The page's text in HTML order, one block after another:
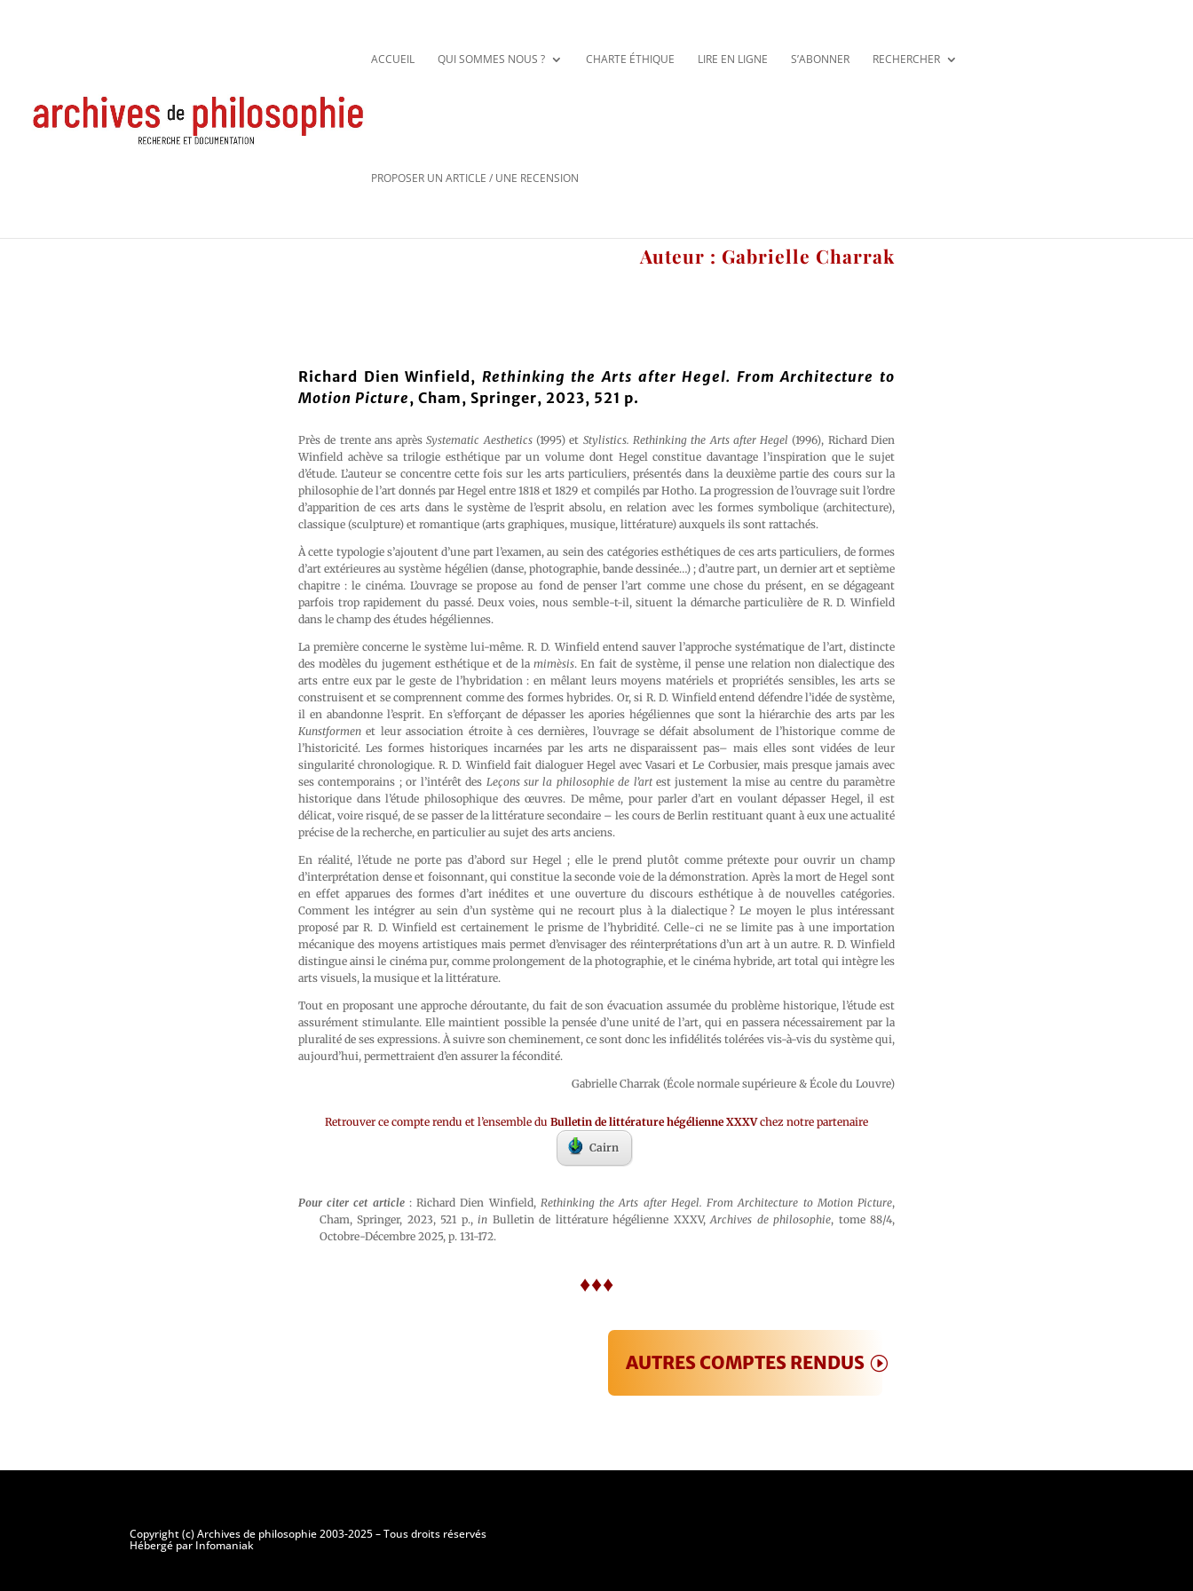
ACCUEIL QUI SOMMES NOUS ? CHARTE ÉTHIQUE LIRE EN LIGNE S’ABONNER RECHERCHER
PROPOSER UN ARTICLE / UNE RECENSION
Auteur : Gabrielle Charrak
Richard Dien Winfield, Rethinking the Arts after Hegel. From Architecture to
Motion Picture, Cham, Springer, 2023, 521 p.
Près de trente ans aprèsSystematic Aesthetics(1995) et Stylistics. Rethinking the Arts after Hegel (1996), Richard Dien
Winfield achève sa trilogie esthétique par un volume dont Hegel constitue davantage l’inspiration que le sujet
d’étude. L’auteur se concentre cette fois sur les arts particuliers, présentés dans la deuxième partie des cours sur la
philosophie de l’art donnés par Hegel entre 1818 et 1829 et compilés par Hotho. La progression de l’ouvrage suit l’ordre
d’apparition de ces arts dans le système de l’esprit absolu, en relation avec les formes symbolique (architecture),
classique (sculpture) et romantique (arts graphiques, musique, littérature) auxquels ils sont rattachés.
À cette typologie s’ajoutent d’une part l’examen, au sein des catégories esthétiques de ces arts particuliers, de formes
d’art extérieures au système hégélien (danse, photographie, bande dessinée…) ; d’autre part, un dernier art et septième
chapitre : le cinéma. L’ouvrage se propose au fond de penser l’art comme une chose du présent, en se dégageant
parfois trop rapidement du passé. Deux voies, nous semble-t-il, situent la démarche particulière de R. D. Winfield
dans le champ des études hégéliennes.
La première concerne le système lui-même. R. D. Winfield entend sauver l’approche systématique de l’art, distincte
des modèles du jugement esthétique et de lamimèsis. En fait de système, il pense une relation non dialectique des
arts entre eux par le geste de l’hybridation : en mêlant leurs moyens matériels et propriétés sensibles, les arts se
construisent et se comprennent comme des formes hybrides. Or, si R. D. Winfield entend défendre l’idée de système,
il en abandonne l’esprit. En s’efforçant de dépasser les apories hégéliennes que sont la hiérarchie des arts par les
Kunstformen et leur association étroite à ces dernières, l’ouvrage se défait absolument de l’historique comme de
l’historicité. Les formes historiques incarnées par les arts ne disparaissent pas– mais elles sont vidées de leur
singularité chronologique. R. D. Winfield fait dialoguer Hegel avec Vasari et Le Corbusier, mais presque jamais avec
ses contemporains ; or l’intérêt des Leçons sur la philosophie de l’artest justement la mise au centre du paramètre
historique dans l’étude philosophique des œuvres. De même, pour parler d’art en voulant dépasser Hegel, il est
délicat, voire risqué, de se passer de la littérature secondaire – les cours de Berlin restituant quant à eux une actualité
précise de la recherche, en particulier au sujet des arts anciens.
En réalité, l’étude ne porte pas d’abord sur Hegel ; elle le prend plutôt comme prétexte pour ouvrir un champ
d’interprétation dense et foisonnant, qui constitue la seconde voie de la démonstration. Après la mort de Hegel sont
en effet apparues des formes d’art inédites et une ouverture du discours esthétique à de nouvelles catégories.
Comment les intégrer au sein d’un système qui ne recourt plus à la dialectique ? Le moyen le plus intéressant
proposé par R. D. Winfield est certainement le prisme de l’hybridité. Celle-ci ne se limite pas à une importation
mécanique des moyens artistiques mais permet d’envisager des réinterprétations d’un art à un autre. R. D. Winfield
distingue ainsi le cinéma pur, comme prolongement de la photographie, et le cinéma hybride, art total qui intègre les
arts visuels, la musique et la littérature.
Tout en proposant une approche déroutante, du fait de son évacuation assumée du problème historique, l’étude est
assurément stimulante. Elle maintient possible la pensée d’une unité de l’art, qui en passera nécessairement par la
pluralité de ses expressions. À suivre son cheminement, ce sont donc les infidélités tolérées vis-à-vis du système qui,
aujourd’hui, permettraient d’en assurer la fécondité.
Gabrielle Charrak (École normale supérieure & École du Louvre)
Retrouver ce compte rendu et l’ensemble du Bulletin de littérature hégélienne XXXVchez notre partenaire
Cairn
Pour citer cet article: Richard Dien Winfield, Rethinking the Arts after Hegel. From Architecture to Motion Picture,
Cham, Springer, 2023, 521 p.,in Bulletin de littérature hégélienne XXXV,Archives de philosophie, tome 88/4,
Octobre-Décembre 2025, p. 131-172.
♦♦♦
AUTRES COMPTES RENDUS
Copyright (c) Archives de philosophie 2003-2025 – Tous droits réservés
Hébergé par Infomaniak